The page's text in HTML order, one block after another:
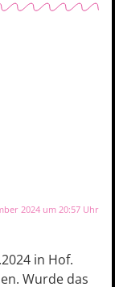
2024 um 20:57 Uhr
in Hof.
Wurde das